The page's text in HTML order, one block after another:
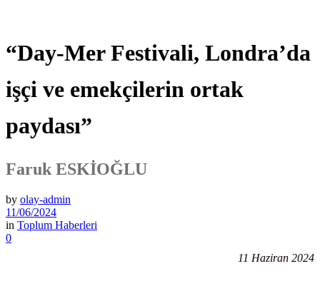
“Day-Mer Festivali, Londra’da
işçi ve emekçilerin ortak
paydası”
Faruk ESKİOĞLU
by olay-admin
11/06/2024
in Toplum Haberleri
0
11 Haziran 2024